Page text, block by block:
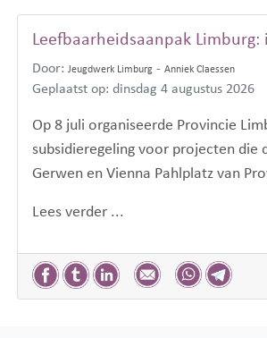
Leefbaarheidsaanpak
Door: Jeugdwerk Limburg - Anniek Claessen
Geplaatst op: dinsdag 4 augustus 2026
Op 8 juli organiseerde Provincie
subsidieregeling voor projecten die
Gerwen en Vienna Pahlplatz van
Lees verder ...